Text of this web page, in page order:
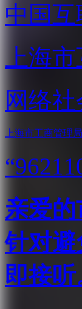
中国互
上海
网络
上海市工商管理局
亲爱
针对
即接听